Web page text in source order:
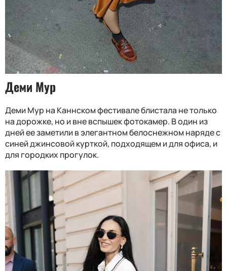
Деми Мур
Деми Мур на Каннском фестивале блистала не только
на дорожке, но и вне вспышек фотокамер. В один из
дней ее заметили в элегантном белоснежном наряде с
синей джинсовой курткой, подходящем и для офиса, и
для городких прогулок.